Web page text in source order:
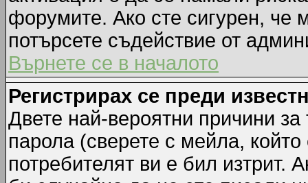
форумите. Ако сте сигурен, че
потърсете съдействие от
Върнете се в началото
Регистрирах се преди
Двете най-вероятни причини
парола (сверете с мейла,
потребителят ви е бил изтрит.